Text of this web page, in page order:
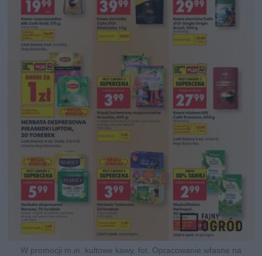
W promocji m.in. kultowe kawy, fot. Opracowanie własne na